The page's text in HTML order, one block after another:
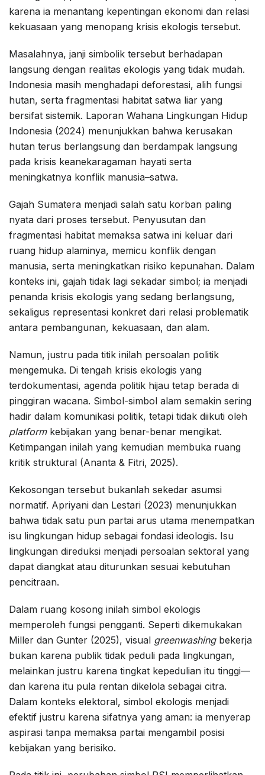
karena ia menantang kepentingan ekonomi dan relasi
kekuasaan yang menopang krisis ekologis tersebut.
Masalahnya, janji simbolik tersebut berhadapan
langsung dengan realitas ekologis yang tidak mudah.
Indonesia masih menghadapi deforestasi, alih fungsi
hutan, serta fragmentasi habitat satwa liar yang
bersifat sistemik. Laporan Wahana Lingkungan Hidup
Indonesia (2024) menunjukkan bahwa kerusakan
hutan terus berlangsung dan berdampak langsung
pada krisis keanekaragaman hayati serta
meningkatnya konflik manusia–satwa.
Gajah Sumatera menjadi salah satu korban paling
nyata dari proses tersebut. Penyusutan dan
fragmentasi habitat memaksa satwa ini keluar dari
ruang hidup alaminya, memicu konflik dengan
manusia, serta meningkatkan risiko kepunahan. Dalam
konteks ini, gajah tidak lagi sekadar simbol; ia menjadi
penanda krisis ekologis yang sedang berlangsung,
sekaligus representasi konkret dari relasi problematik
antara pembangunan, kekuasaan, dan alam.
Namun, justru pada titik inilah persoalan politik
mengemuka. Di tengah krisis ekologis yang
terdokumentasi, agenda politik hijau tetap berada di
pinggiran wacana. Simbol-simbol alam semakin sering
hadir dalam komunikasi politik, tetapi tidak diikuti oleh
platformkebijakan yang benar-benar mengikat.
Ketimpangan inilah yang kemudian membuka ruang
kritik struktural (Ananta & Fitri, 2025).
Kekosongan tersebut bukanlah sekedar asumsi
normatif. Apriyani dan Lestari (2023) menunjukkan
bahwa tidak satu pun partai arus utama menempatkan
isu lingkungan hidup sebagai fondasi ideologis. Isu
lingkungan direduksi menjadi persoalan sektoral yang
dapat diangkat atau diturunkan sesuai kebutuhan
pencitraan.
Dalam ruang kosong inilah simbol ekologis
memperoleh fungsi pengganti. Seperti dikemukakan
Miller dan Gunter (2025), visual greenwashingbekerja
bukan karena publik tidak peduli pada lingkungan,
melainkan justru karena tingkat kepedulian itu tinggi—
dan karena itu pula rentan dikelola sebagai citra.
Dalam konteks elektoral, simbol ekologis menjadi
efektif justru karena sifatnya yang aman: ia menyerap
aspirasi tanpa memaksa partai mengambil posisi
kebijakan yang berisiko.